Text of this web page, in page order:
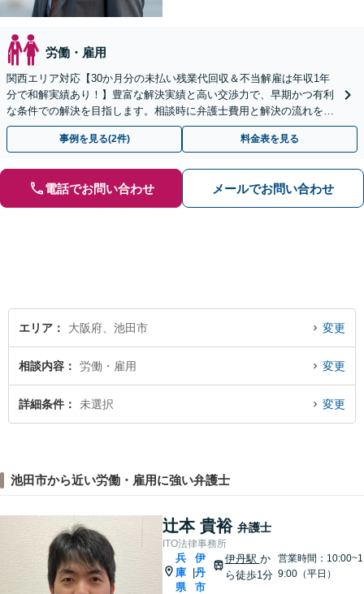
労働・雇用
関西エリア対応【30か月分の未払い残業代回収＆不当解雇は年収1年
分で和解実績あり！】豊富な解決実績と高い交渉力で、早期かつ有利
な条件での解決を目指します。相談時に弁護士費用と解決の流れを丁
寧に説明いたしますので、安心してお問い合わせ下さい。
事例を見る(2件) 料金表を見る
電話でお問い合わせ メールでお問い合わせ
エリア 大阪府、池田市 変更
相談内容 労働・雇用 変更
詳細条件 未選択 変更
池田市から近い労働・雇用に強い弁護士
辻本 貴裕 弁護士
ITO法律事務所
兵
庫
県
伊
丹
市
伊丹駅 か
ら徒歩1分
営業時間：10:00~1
9:00（平日）